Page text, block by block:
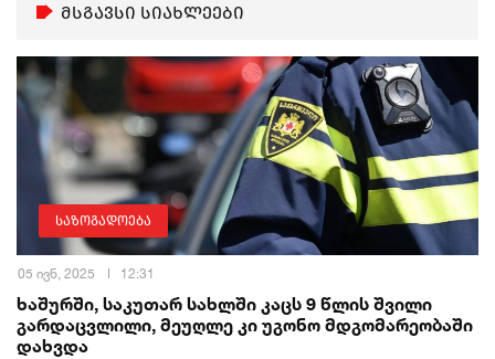
მსგავსი სიახლეები
საზოგადოება
05 ივნ, 2025 12:31
ხაშურში, საკუთარ სახლში კაცს 9 წლის შვილი
გარდაცვლილი, მეუღლე კი უგონო მდგომარეობაში
დახვდა